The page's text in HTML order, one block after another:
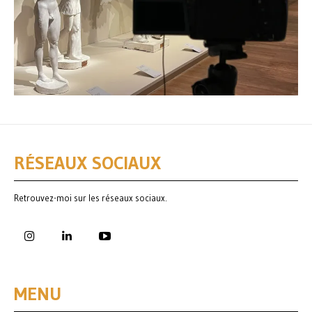
RÉSEAUX SOCIAUX
Retrouvez-moi sur les réseaux sociaux.
MENU